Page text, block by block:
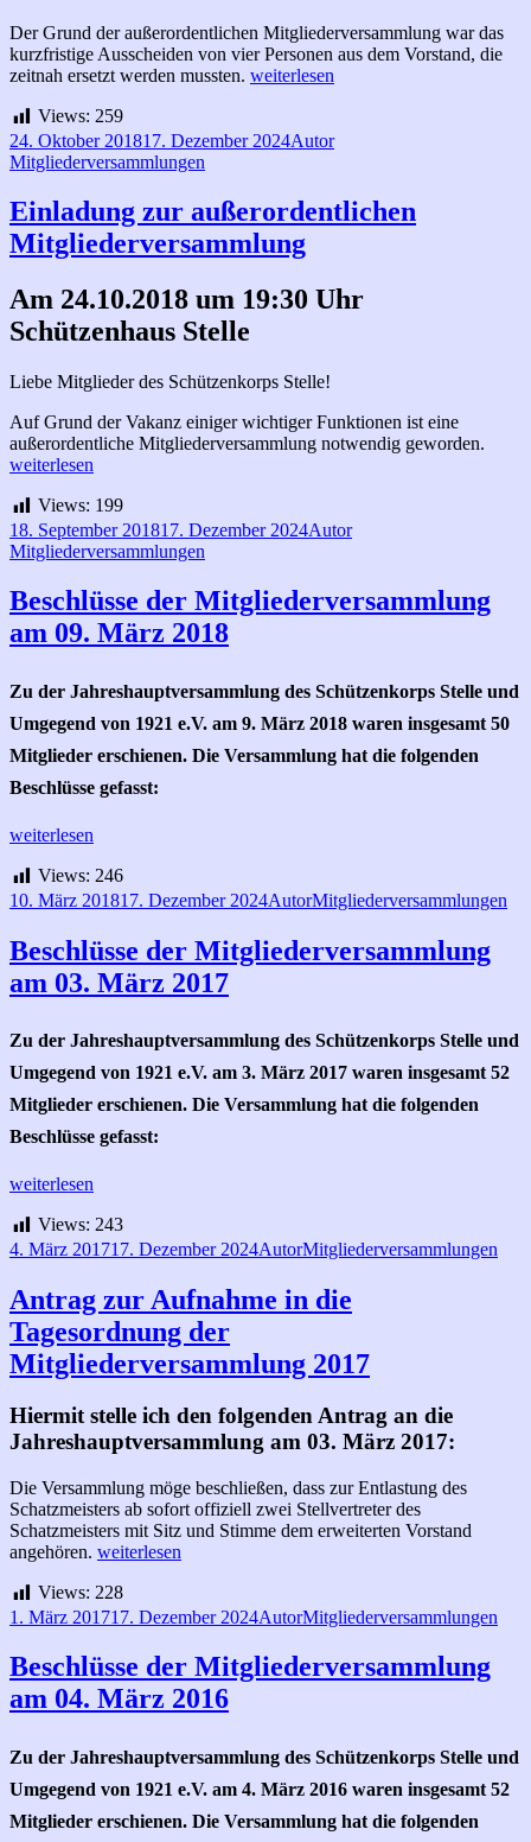
Der Grund der außerordentlichen Mitgliederversammlung war das
kurzfristige Ausscheiden von vier Personen aus dem Vorstand, die
zeitnah ersetzt werden mussten. Zusammenfassung
Mitgliederversammlung
Oktober
2018
weiterlesen
Views: 259
Veröffentlicht
am
24. Oktober 201817. Dezember 2024Autor
AutorKategorien
Mitgliederversammlungen
Einladung zur außerordentlichen
Mitgliederversammlung
Am 24.10.2018 um 19:30 Uhr
Schützenhaus Stelle
Liebe Mitglieder des Schützenkorps Stelle!
Auf Grund der Vakanz einiger wichtiger Funktionen ist eine
außerordentliche Mitgliederversammlung notwendig geworden.
weiterlesen
Views: 199
Veröffentlicht
am
18. September 201817. Dezember 2024Autor
AutorKategorien
Mitgliederversammlungen
Beschlüsse der Mitgliederversammlung
am 09. März 2018
Zu der Jahreshauptversammlung des Schützenkorps Stelle und
Umgegend von 1921 e.V. am 9. März 2018 waren insgesamt 50
Mitglieder erschienen. Die Versammlung hat die folgenden
Beschlüsse gefasst:
Beschlüsse
Mitgliederversammlung
am
März
2018
weiterlesen
Views: 246
Veröffentlicht
10. März 201817. Dezember 2024Autor
AutorKategorien
Mitgliederversammlungen
Beschlüsse der Mitgliederversammlung
am 03. März 2017
Zu der Jahreshauptversammlung des Schützenkorps Stelle und
Umgegend von 1921 e.V. am 3. März 2017 waren insgesamt 52
Mitglieder erschienen. Die Versammlung hat die folgenden
Beschlüsse gefasst:
Beschlüsse
Mitgliederversammlung
am
März
2017
weiterlesen
Views: 243
Veröffentlicht
4. März 201717. Dezember 2024Autor
AutorKategorien
Mitgliederversammlungen
Antrag zur Aufnahme in die
Tagesordnung der
Mitgliederversammlung 2017
Hiermit stelle ich den folgenden Antrag an die
Jahreshauptversammlung am 03. März 2017:
Die Versammlung möge beschließen, dass zur Entlastung des
Schatzmeisters ab sofort offiziell zwei Stellvertreter des
Schatzmeisters mit Sitz und Stimme dem erweiterten Vorstand
angehören. Antrag
Aufnahme
in
Tagesordnung
der
Mitgliederversammlung
weiterlesen
Views: 228
Veröffentlicht
1. März 201717. Dezember 2024Autor
AutorKategorien
Mitgliederversammlungen
Beschlüsse der Mitgliederversammlung
am 04. März 2016
Zu der Jahreshauptversammlung des Schützenkorps Stelle und
Umgegend von 1921 e.V. am 4. März 2016 waren insgesamt 52
Mitglieder erschienen. Die Versammlung hat die folgenden